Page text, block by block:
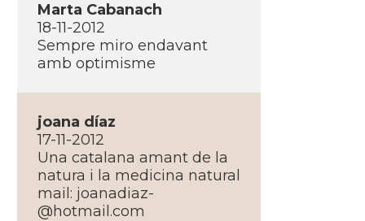
Marta Cabanach
18-11-2012
Sempre miro endavant
amb optimisme
joana dí­az
17-11-2012
Una catalana amant de la
natura i la medicina natural
mail: joanadiaz-
@hotmail.com